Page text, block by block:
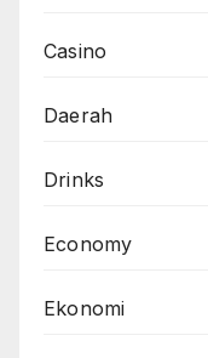
Casino
Daerah
Drinks
Economy
Ekonomi